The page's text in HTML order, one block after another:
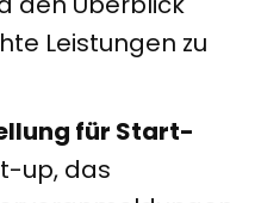
Leistungen zu
für Start-
up, das